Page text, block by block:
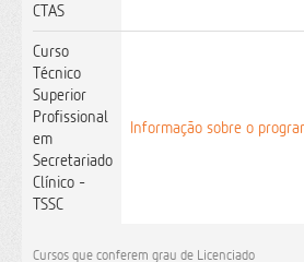
CTAS
Curso
Técnico
Superior
Profissional
em
Secretariado
Clínico -
TSSC
Informação sobre o
Cursos que conferem grau de Licenciado